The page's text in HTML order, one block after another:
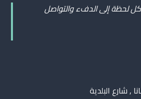
لحظة إلى الدفء والتواصل
, شارع البلدية